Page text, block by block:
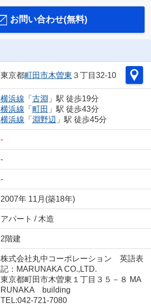
お問い合わせ(無料)
東京都町田市木曽東 ３丁目32-10
横浜線 「 古淵 」駅 徒歩19分
横浜線 「 町田 」駅 徒歩43分
横浜線 「 淵野辺 」駅 徒歩45分
-
-
-
2007年 11月(築18年)
アパート / 木造
2階建
株式会社丸中コーポレーション 英語表
記：MARUNAKA CO.,LTD.
東京都町田市木曽東１丁目３５－８ MA
RUNAKA building
TEL:042-721-7080